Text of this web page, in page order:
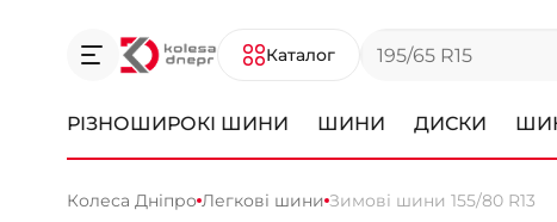
Каталог
РІЗНОШИРОКІ ШИНИ ШИНИ ДИСКИ
Колеса Дніпро Легкові шини Зимові шини 155/80 R13